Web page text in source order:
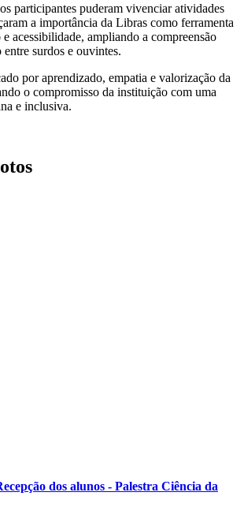
participantes puderam vivenciar atividades
a importância da Libras como ferramenta
acessibilidade, ampliando a compreensão
surdos e ouvintes.
por aprendizado, empatia e valorização da
o compromisso da instituição com uma
e inclusiva.
dos alunos - Palestra Ciência da